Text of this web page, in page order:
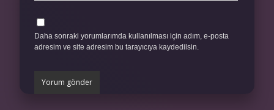
Daha sonraki yorumlarımda kullanılması için adım, e-posta
adresim ve site adresim bu tarayıcıya kaydedilsin.